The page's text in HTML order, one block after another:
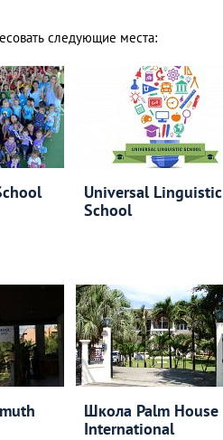
следующие места:
Universal Linguistic
School
Школа Palm House
International